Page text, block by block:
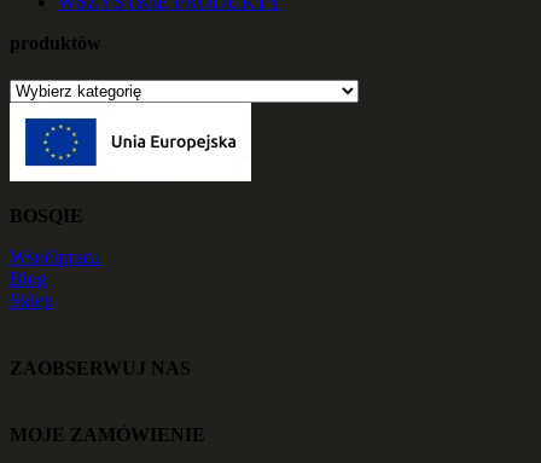
produktów
BOSQIE
Współpraca
Blog
Sklep
ZAOBSERWUJ NAS
MOJE ZAMÓWIENIE